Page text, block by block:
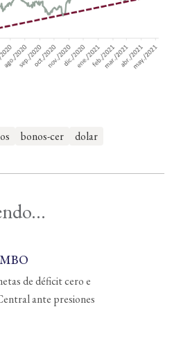
bonos-cer dolar
de déficit cero e
ante presiones